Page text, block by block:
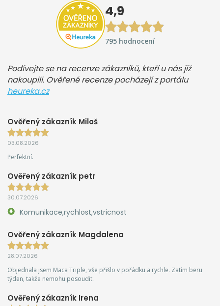
4,9
795 hodnocení
Podívejte se na recenze zákazníků, kteří u nás již
nakoupili. Ověřené recenze pocházejí z portálu
heureka.cz
Ověřený zákazník Miloš
03.08.2026
Perfektní.
Ověřený zákazník petr
30.07.2026
Komunikace,rychlost,vstricnost
Ověřený zákazník Magdalena
28.07.2026
Objednala jsem Maca Triple, vše přišlo v pořádku a rychle. Zatím beru
týden, takže nemohu posoudit.
Ověřený zákazník Irena